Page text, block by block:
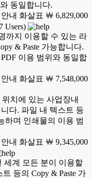
동일합니다.
￦ 6,829,000
Users)
까지 이용할 수 있는 라
& Paste 가능합니다.
이용 범위와 동일합
￦ 7,548,000
치에 있는 사업장내
다. 파일 내 텍스트 등
하며 인쇄물의 이용 범
￦ 9,345,000
세계 모든 분이 이용할
등의 Copy & Paste 가